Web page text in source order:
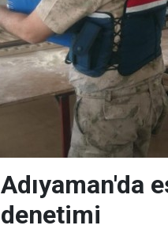
Adıyaman'da
denetimi